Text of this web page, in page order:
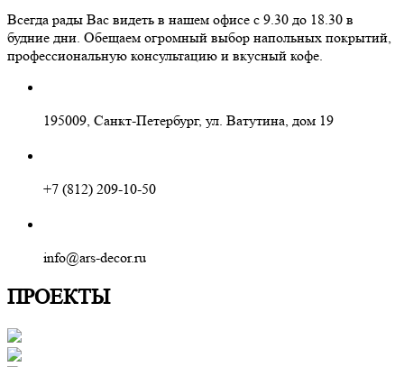
Всегда рады Вас видеть в нашем офисе с 9.30 до 18.30 в
будние дни. Обещаем огромный выбор напольных покрытий,
профессиональную консультацию и вкусный кофе.
195009, Санкт-Петербург, ул. Ватутина, дом 19
+7 (812) 209-10-50
info@ars-decor.ru
ПРОЕКТЫ